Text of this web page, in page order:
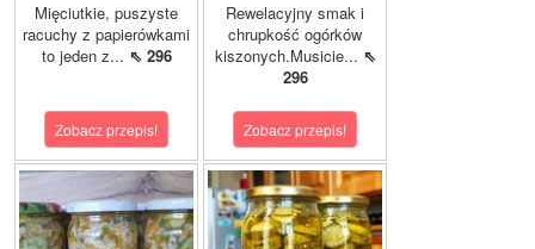
Mięciutkie, puszyste
racuchy z papierówkami
to jeden z... ⇖ 296
Zobacz przepis!
Rewelacyjny smak i
chrupkość ogórków
kiszonych.Musicie... ⇖
296
Zobacz przepis!